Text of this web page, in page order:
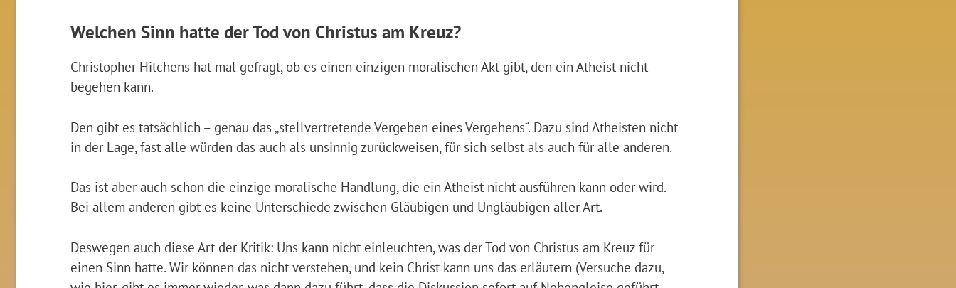
Welchen Sinn hatte der Tod von Christus am Kreuz?
Christopher Hitchens hat mal gefragt, ob es einen einzigen moralischen Akt gibt, den ein Atheist nicht
begehen kann.
Den gibt es tatsächlich – genau das „stellvertretende Vergeben eines Vergehens“. Dazu sind Atheisten nicht
in der Lage, fast alle würden das auch als unsinnig zurückweisen, für sich selbst als auch für alle anderen.
Das ist aber auch schon die einzige moralische Handlung, die ein Atheist nicht ausführen kann oder wird.
Bei allem anderen gibt es keine Unterschiede zwischen Gläubigen und Ungläubigen aller Art.
Deswegen auch diese Art der Kritik: Uns kann nicht einleuchten, was der Tod von Christus am Kreuz für
einen Sinn hatte. Wir können das nicht verstehen, und kein Christ kann uns das erläutern (Versuche dazu,